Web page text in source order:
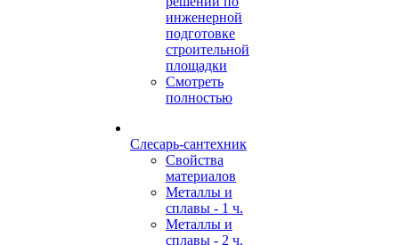
инженерной
подготовке
строительной
площадки
Смотреть
полностью
Слесарь-сантехник
Свойства
материалов
Металлы и
сплавы - 1 ч.
Металлы и
сплавы - 2 ч.